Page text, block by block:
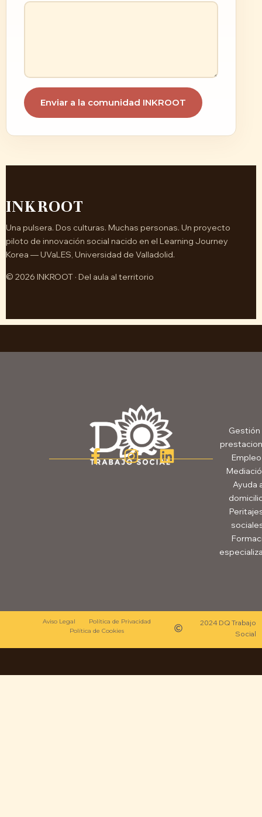
Enviar a la comunidad INKROOT
INKROOT
Una pulsera. Dos culturas. Muchas personas. Un proyecto
piloto de innovación social nacido en el Learning Journey
Korea — UVaLES, Universidad de Valladolid.
© 2026 INKROOT · Del aula al territorio
Gestión
Empleo
Ayuda
Aviso Legal
Política de Privacidad
Política de Cookies
2024 DQ Trabajo
Social